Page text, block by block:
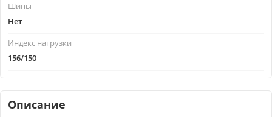
Шипы
Нет
Индекс нагрузки
156/150
Описание